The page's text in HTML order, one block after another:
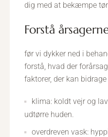
dig med at bekæmpe
forstå
før vi dykker ned i
forstå, hvad der
faktorer, der kan
klima: koldt vejr og
udtørre huden.
overdreven vask: